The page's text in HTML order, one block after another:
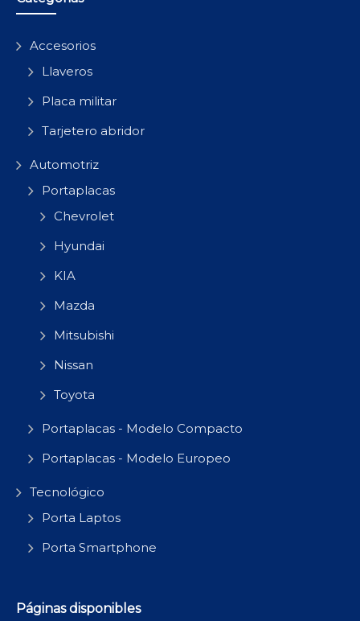
Accesorios
Llaveros
Placa militar
Tarjetero abridor
Automotriz
Portaplacas
Chevrolet
Hyundai
KIA
Mazda
Mitsubishi
Nissan
Toyota
Portaplacas - Modelo Compacto
Portaplacas - Modelo Europeo
Tecnológico
Porta Laptos
Porta Smartphone
Páginas disponibles